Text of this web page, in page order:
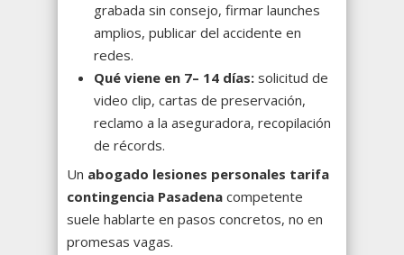
grabada sin consejo, firmar launches
amplios, publicar del accidente en
redes.
Qué viene en 7– 14 días: solicitud de
video clip, cartas de preservación,
reclamo a la aseguradora, recopilación
de récords.
Un abogado lesiones personales tarifa
contingencia Pasadena competente
suele hablarte en pasos concretos, no en
promesas vagas.